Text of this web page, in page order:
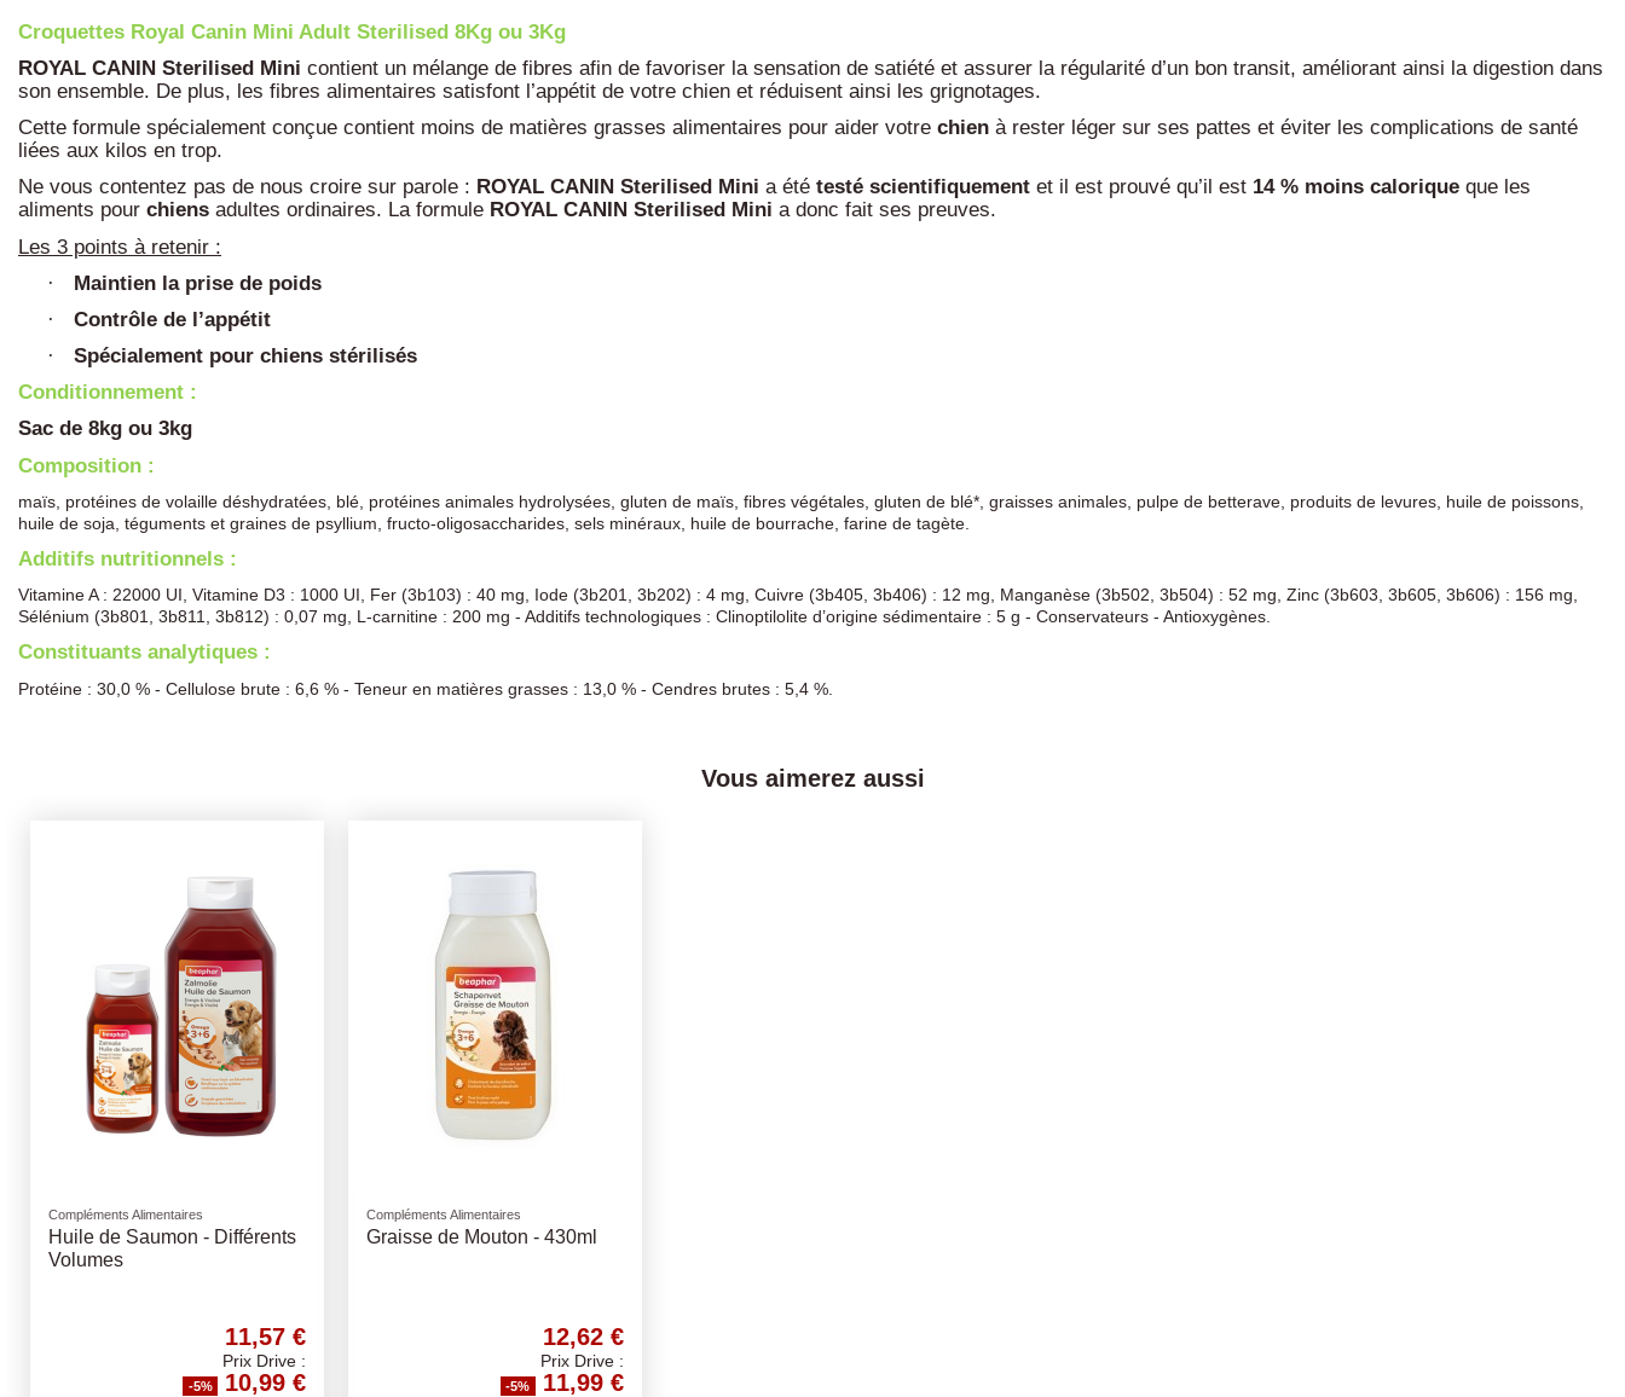
Croquettes Royal Canin Mini Adult Sterilised 8Kg ou 3Kg
ROYAL CANIN Sterilised Mini contient un mélange de fibres afin de favoriser la sensation de satiété et assurer la régularité d’un bon transit, améliorant ainsi la digestion dans
son ensemble. De plus, les fibres alimentaires satisfont l’appétit de votre chien et réduisent ainsi les grignotages.
Cette formule spécialement conçue contient moins de matières grasses alimentaires pour aider votre chien à rester léger sur ses pattes et éviter les complications de santé
liées aux kilos en trop.
Ne vous contentez pas de nous croire sur parole : ROYAL CANIN Sterilised Mini a été testé scientifiquement et il est prouvé qu’il est 14 % moins calorique que les
aliments pour chiens adultes ordinaires. La formule ROYAL CANIN Sterilised Mini a donc fait ses preuves.
Les 3 points à retenir :
· Maintien la prise de poids
· Contrôle de l’appétit
·
Spécialement pour chiens stérilisés
Conditionnement :
Sac de 8kg ou 3kg
Composition :
maïs, protéines de volaille déshydratées, blé, protéines animales hydrolysées, gluten de maïs, fibres végétales, gluten de blé*, graisses animales, pulpe de betterave, produits de levures, huile de poissons,
huile de soja, téguments et graines de psyllium, fructo-oligosaccharides, sels minéraux, huile de bourrache, farine de tagète.
Additifs nutritionnels :
Vitamine A : 22000 UI, Vitamine D3 : 1000 UI, Fer (3b103) : 40 mg, Iode (3b201, 3b202) : 4 mg, Cuivre (3b405, 3b406) : 12 mg, Manganèse (3b502, 3b504) : 52 mg, Zinc (3b603, 3b605, 3b606) : 156 mg,
Sélénium (3b801, 3b811, 3b812) : 0,07 mg, L-carnitine : 200 mg - Additifs technologiques : Clinoptilolite d’origine sédimentaire : 5 g - Conservateurs - Antioxygènes.
Constituants analytiques :
Protéine : 30,0 % - Cellulose brute : 6,6 % - Teneur en matières grasses : 13,0 % - Cendres brutes : 5,4 %.
Vous aimerez aussi
Compléments Alimentaires
Huile de Saumon - Différents
Volumes
11,57 €
Prix Drive :
-5% 10,99 €
Compléments Alimentaires
Graisse de Mouton - 430ml
12,62 €
Prix Drive :
-5% 11,99 €